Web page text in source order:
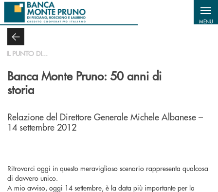
Salta al contenuto principale
MENU
IL PUNTO DI...
Banca Monte Pruno: 50 anni di
storia
Relazione del Direttore Generale Michele Albanese –
14 settembre 2012
Ritrovarci oggi in questo meraviglioso scenario rappresenta qualcosa
di davvero unico.
A mio avviso, oggi 14 settembre, è la data più importante per la